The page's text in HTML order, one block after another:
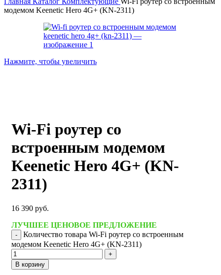
модемом Keenetic Hero 4G+ (KN-2311)
Нажмите, чтобы увеличить
Wi-Fi роутер со
встроенным модемом
Keenetic Hero 4G+ (KN-
2311)
16 390 руб.
ЛУЧШЕЕ ЦЕНОВОЕ ПРЕДЛОЖЕНИЕ
Количество товара Wi-Fi роутер со встроенным
модемом Keenetic Hero 4G+ (KN-2311)
В корзину